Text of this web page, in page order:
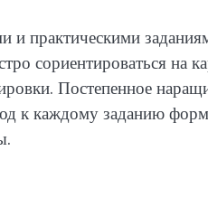
и практическими
сориентироваться на
Постепенное
к каждому заданию